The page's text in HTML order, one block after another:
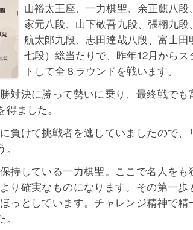
山裕太王座、一力棋聖、余正麒八段
家元八段、山下敬吾九段、張栩九段
航太郞九段、志田達哉八段、富士田
七段）総当たりで、昨年12月からス
トして全８ラウンドを戦います。
対決に勝って勢いに乗り、最終戦でも
ました。
負けて挑戦者を逃していましたので、
持している一力棋聖。ここで名人をも
り確実なものになります。その第一歩
っとしています。チャレンジ精神で精